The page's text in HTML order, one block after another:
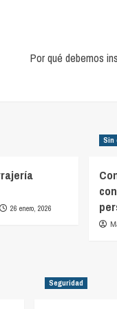
Por qué debemos
26 enero, 2026
Sin
Seguridad